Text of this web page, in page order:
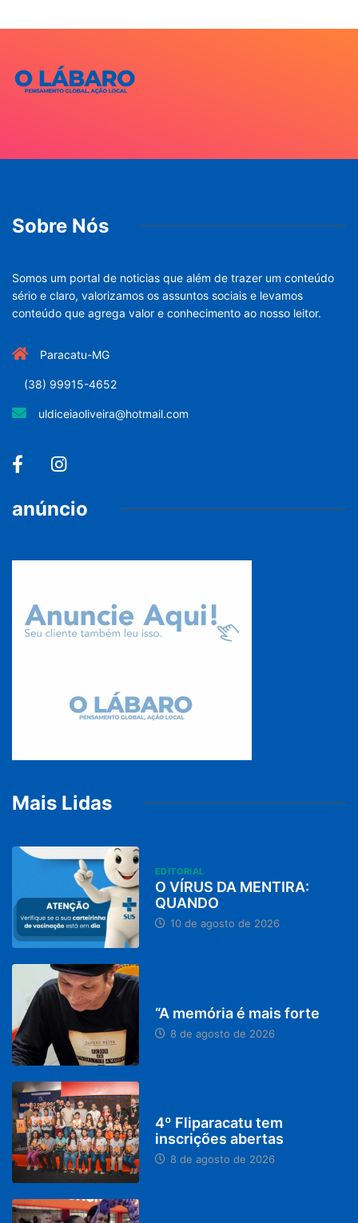
Sobre Nós
Somos um portal de noticias que além de trazer um conteúdo
sério e claro, valorizamos os assuntos sociais e levamos
conteúdo que agrega valor e conhecimento ao nosso leitor.
Paracatu-MG
(38) 99915-4652
uldiceiaoliveira@hotmail.com
anúncio
Mais Lidas
EDITORIAL
O VÍRUS DA MENTIRA:
QUANDO
10 de agosto de 2026
“A memória é mais forte
8 de agosto de 2026
4º Fliparacatu tem
inscrições abertas
8 de agosto de 2026